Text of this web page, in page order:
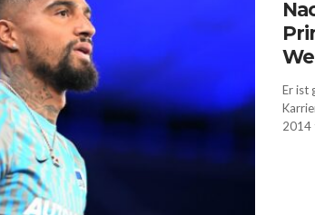
Er ist
2014